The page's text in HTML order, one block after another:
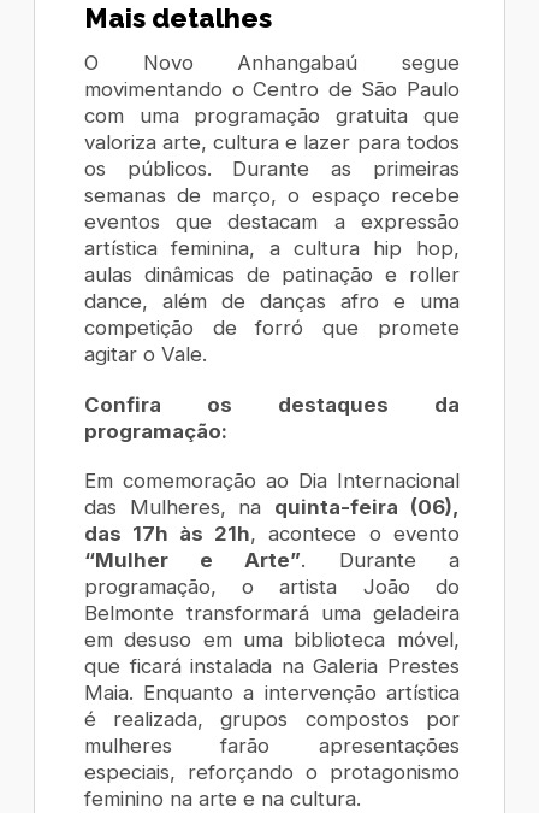
Mais detalhes
O Novo Anhangabaú segue
movimentando o Centro de São Paulo
com uma programação gratuita que
valoriza arte, cultura e lazer para todos
os públicos. Durante as primeiras
semanas de março, o espaço recebe
eventos que destacam a expressão
artística feminina, a cultura hip hop,
aulas dinâmicas de patinação e roller
dance, além de danças afro e uma
competição de forró que promete
agitar o Vale.
Confira os destaques da
programação:
Em comemoração ao Dia Internacional
das Mulheres, na quinta-feira (06),
das 17h às 21h, acontece o evento
“Mulher e Arte”. Durante a
programação, o artista João do
Belmonte transformará uma geladeira
em desuso em uma biblioteca móvel,
que ficará instalada na Galeria Prestes
Maia. Enquanto a intervenção artística
é realizada, grupos compostos por
mulheres farão apresentações
especiais, reforçando o protagonismo
feminino na arte e na cultura.